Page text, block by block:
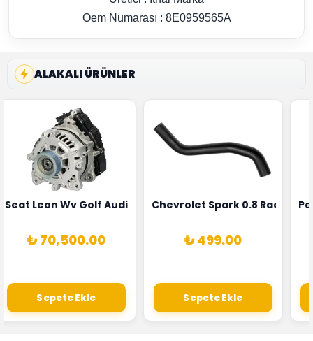
Oem Numarası : 8E0959565A
ALAKALI ÜRÜNLER
Sensörü Bosch Marka 1628HN-0258010081
Seat Leon Wv Golf Audi A3 Şarj Alternatörü Valeo Marka
₺ 70,500.00
Sepete Ekle
Chevrolet Spark 0.8 Radyatör
₺ 499.00
Sepete Ekle